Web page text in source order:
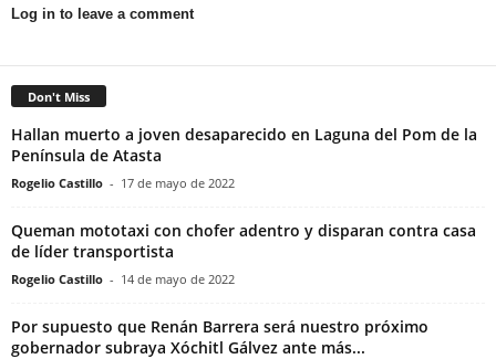
Log in to leave a comment
Don't Miss
Hallan muerto a joven desaparecido en Laguna del Pom de la
Península de Atasta
Rogelio Castillo - 17 de mayo de 2022
Queman mototaxi con chofer adentro y disparan contra casa
de líder transportista
Rogelio Castillo - 14 de mayo de 2022
Por supuesto que Renán Barrera será nuestro próximo
gobernador subraya Xóchitl Gálvez ante más...